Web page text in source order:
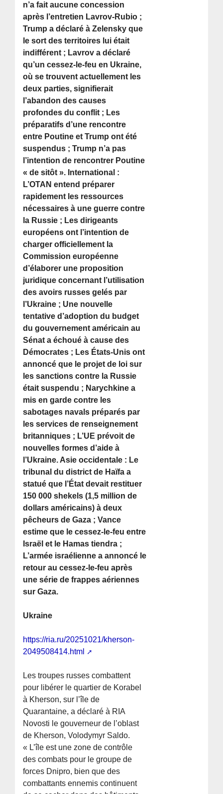
n’a fait aucune concession
après l’entretien Lavrov-Rubio ;
Trump a déclaré à Zelensky que
le sort des territoires lui était
indifférent ; Lavrov a déclaré
qu’un cessez-le-feu en Ukraine,
où se trouvent actuellement les
deux parties, signifierait
l’abandon des causes
profondes du conflit ; Les
préparatifs d’une rencontre
entre Poutine et Trump ont été
suspendus ; Trump n’a pas
l’intention de rencontrer Poutine
« de sitôt ». International :
L’OTAN entend préparer
rapidement les ressources
nécessaires à une guerre contre
la Russie ; Les dirigeants
européens ont l’intention de
charger officiellement la
Commission européenne
d’élaborer une proposition
juridique concernant l’utilisation
des avoirs russes gelés par
l’Ukraine ; Une nouvelle
tentative d’adoption du budget
du gouvernement américain au
Sénat a échoué à cause des
Démocrates ; Les États-Unis ont
annoncé que le projet de loi sur
les sanctions contre la Russie
était suspendu ; Narychkine a
mis en garde contre les
sabotages navals préparés par
les services de renseignement
britanniques ; L’UE prévoit de
nouvelles formes d’aide à
l’Ukraine. Asie occidentale : Le
tribunal du district de Haïfa a
statué que l’État devait restituer
150 000 shekels (1,5 million de
dollars américains) à deux
pêcheurs de Gaza ; Vance
estime que le cessez-le-feu entre
Israël et le Hamas tiendra ;
L’armée israélienne a annoncé le
retour au cessez-le-feu après
une série de frappes aériennes
sur Gaza.
Ukraine
https://ria.ru/20251021/kherson-
2049508414.html
Les troupes russes combattent
pour libérer le quartier de Korabel
à Kherson, sur l’île de
Quarantaine, a déclaré à RIA
Novosti le gouverneur de l’oblast
de Kherson, Volodymyr Saldo.
« L’île est une zone de contrôle
des combats pour le groupe de
forces Dnipro, bien que des
combattants ennemis continuent